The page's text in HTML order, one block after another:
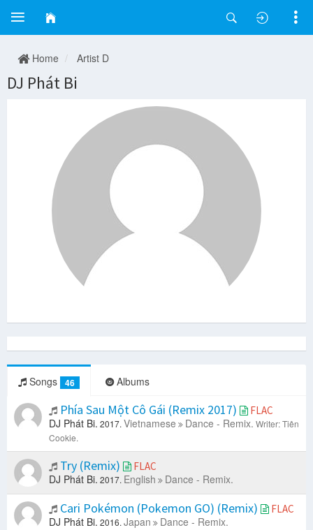
Home Artist D
DJ Phát Bi
Songs 46 Albums
Phía Sau Một Cô Gái (Remix 2017) FLAC
DJ Phát Bi. 2017. Vietnamese Dance - Remix. Writer: Tiên
Cookie.
Try (Remix) FLAC
DJ Phát Bi. 2017. English Dance - Remix.
Cari Pokémon (Pokemon GO) (Remix) FLAC
DJ Phát Bi. 2016. Japan Dance - Remix.